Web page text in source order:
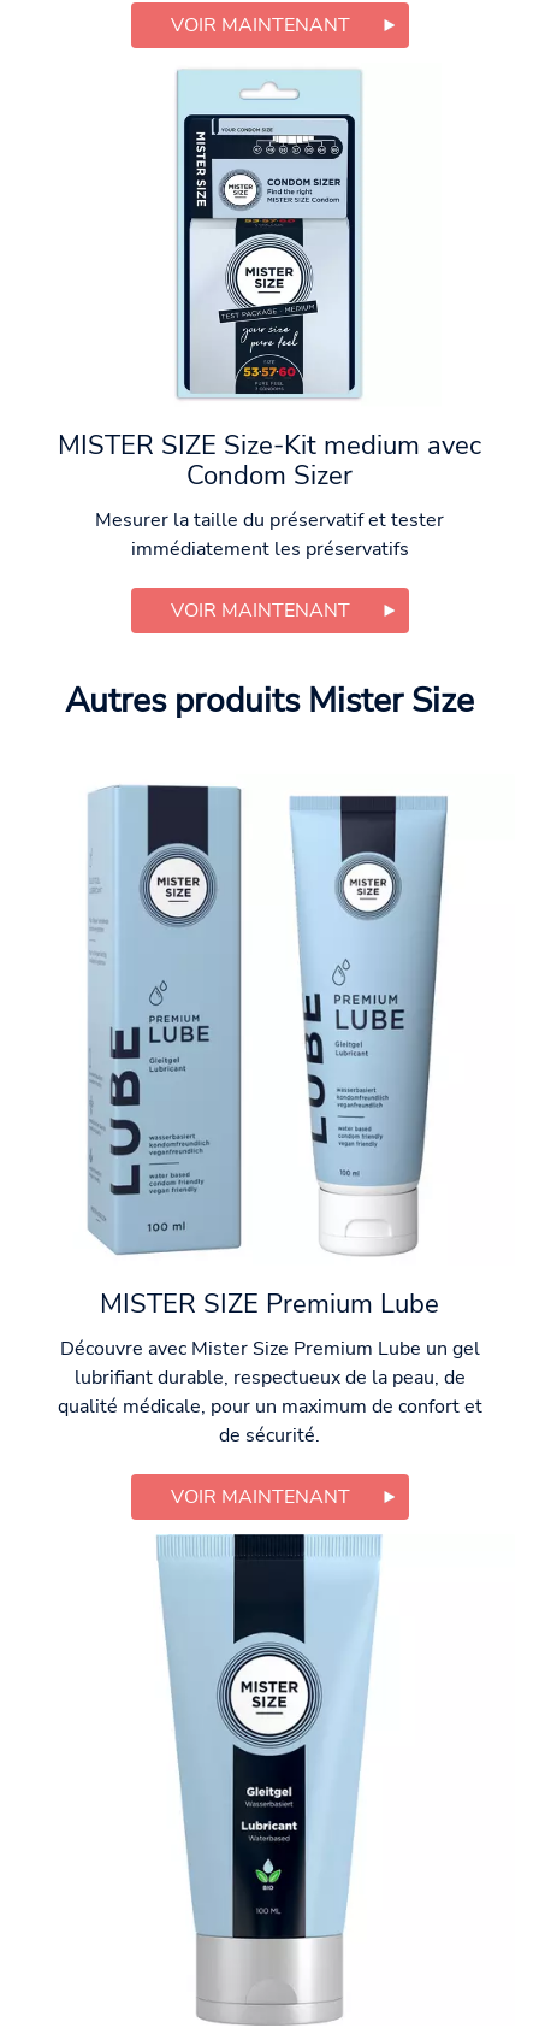
VOIR MAINTENANT
MISTER SIZE Size-Kit medium avec
Condom Sizer
Mesurer la taille du préservatif et tester
immédiatement les préservatifs
VOIR MAINTENANT
Autres produits Mister Size
MISTER SIZE Premium Lube
Découvre avec Mister Size Premium Lube un gel
lubrifiant durable, respectueux de la peau, de
qualité médicale, pour un maximum de confort et
de sécurité.
VOIR MAINTENANT